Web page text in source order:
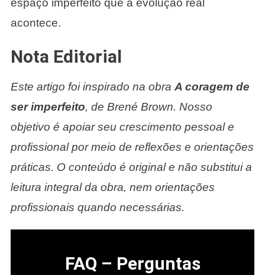
espaço imperfeito que a evolução real
acontece.
Nota Editorial
Este artigo foi inspirado na obraA coragem de
ser imperfeito, de Brené Brown. Nosso
objetivo é apoiar seu crescimento pessoal e
profissional por meio de reflexões e orientações
práticas. O conteúdo é original e não substitui a
leitura integral da obra, nem orientações
profissionais quando necessárias.
FAQ – Perguntas